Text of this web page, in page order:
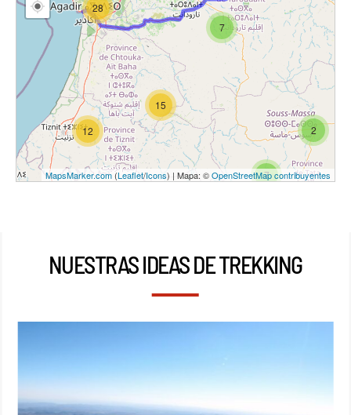
12 2
15
28
7
7
MapsMarker.com(Leaflet/Icons) | Mapa: ©OpenStreetMap contribuyentes
NUESTRAS IDEAS DE TREKKING